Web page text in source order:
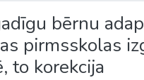
bērnu
pirmsskolas
to korekcija